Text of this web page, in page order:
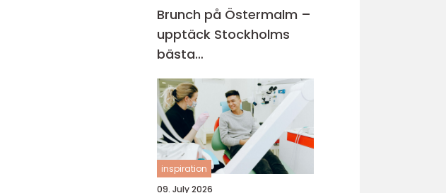
Brunch på Östermalm –
upptäck Stockholms
bästa
brunchupplevelser för
en smakrik helg
inspiration
09. July 2026